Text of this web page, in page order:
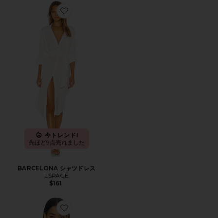
Favorite BARCELONA シャツドレス
今トレンド!
先ほど9点売れました
BARCELONA シャツドレス
LSPACE
$161
Favorite ADDIE トップ